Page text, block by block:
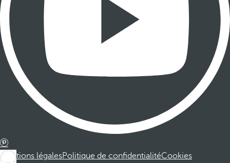
Mentions légalesPolitique de confidentialitéCookies